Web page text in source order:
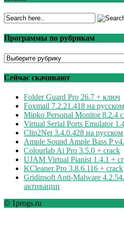
Программы по рубрикам
Программы
рубрикам
Сейчас скачивают
Folder Guard Pro 26.7 + ключ
Foxmail 7.2.21.418 на русском
Mipko Personal Monitor 8.2.4
Virtual Serial Ports Emulator
Clip2Net 3.4.0.428 на русском
Ample Sound Ample Bass P
Colourlab Ai Pro 3.5.0 + crack
UJAM Virtual Pianist 1.4.1 +
KCleaner Pro 3.8.6.116 + crack
Gridinsoft Anti-Malware
активации
© 1progs.ru